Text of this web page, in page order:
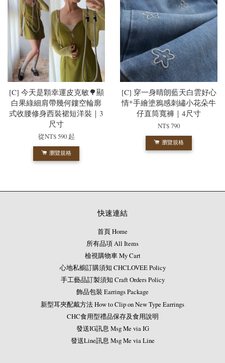
[C] 今天是顆幸運皮克敏🌳顯
白果綠細肩帶幾何鏤空輪廓
式收腰修身西裝裙短洋裝｜3
尺寸
從NT$ 590 起
瀏覽規格
[C] 穿一身晴朗藍天白雲好心
情*手繪塗鴉感刺繡小花朵牛
仔直筒寬褲｜4尺寸
NT$ 790
瀏覽規格
快速連結
首頁 Home
所有品項 All Items
檢視購物車 My Cart
心地私櫥訂購須知 CHCLOVEE Policy
手工藝品訂製須知 Craft Orders Policy
飾品包裝 Earrings Package
新型耳夾配戴方法 How to Clip on New Type Earrings
CHC食用型禮品保存及食用說明
發送IG訊息 Msg Me via IG
發送Line訊息 Msg Me via Line